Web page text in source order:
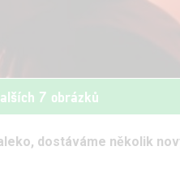
7 obrázků
dostáváme několik